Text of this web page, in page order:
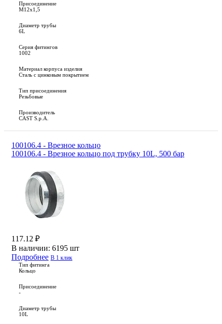
Присоединение
M12x1,5
Диаметр трубы
6L
Серия фитингов
1002
Материал корпуса изделия
Сталь с цинковым покрытием
Тип присоединения
Резьбовые
Производитель
CAST S.p.A.
100106.4 - Врезное кольцо
100106.4 - Врезное кольцо под трубку 10L, 500 бар
117.12 ₽
В наличии: 6195 шт
Подробнее В 1 клик
Тип фитинга
Кольцо
Присоединение
-
Диаметр трубы
10L